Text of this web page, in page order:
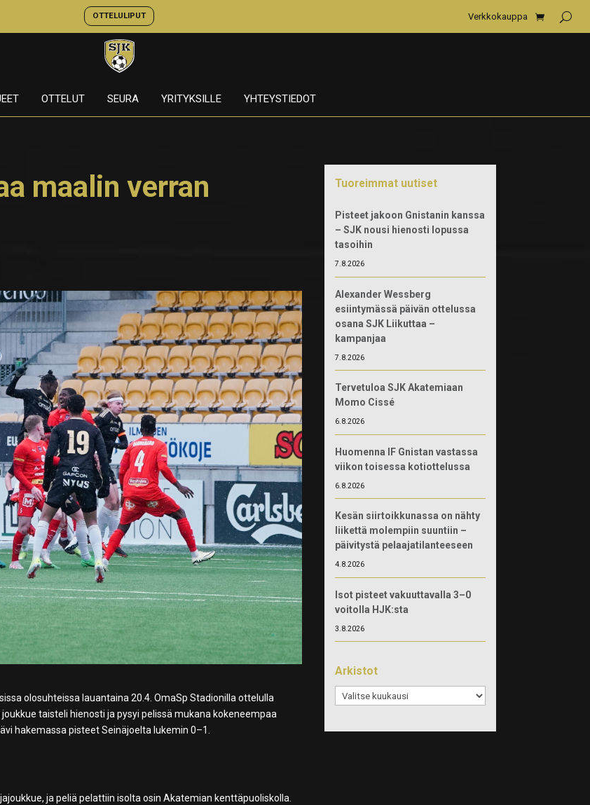
OTTELULIPUT Verkkokauppa
OTTELUT SEURA YRITYKSILLE YHTEYSTIEDOT
maalin verran
olosuhteissa lauantaina 20.4. OmaSp Stadionilla ottelulla
taisteli hienosti ja pysyi pelissä mukana kokeneempaa
hakemassa pisteet Seinäjoelta lukemin 0–1.
ja peliä pelattiin isolta osin Akatemian kenttäpuoliskolla.
Tuoreimmat uutiset
Pisteet jakoon Gnistanin kanssa
– SJK nousi hienosti lopussa
tasoihin
7.8.2026
Alexander Wessberg
esiintymässä päivän ottelussa
osana SJK Liikuttaa –
kampanjaa
7.8.2026
Tervetuloa SJK Akatemiaan
Momo Cissé
6.8.2026
Huomenna IF Gnistan vastassa
viikon toisessa kotiottelussa
6.8.2026
Kesän siirtoikkunassa on nähty
liikettä molempiin suuntiin –
päivitystä pelaajatilanteeseen
4.8.2026
Isot pisteet vakuuttavalla 3–0
voitolla HJK:sta
3.8.2026
Arkistot
Arkistot